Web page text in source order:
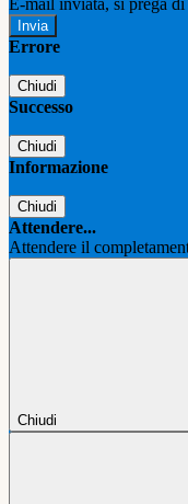
E-mail inviata, si prega
Errore
Chiudi
Successo
Chiudi
Informazione
Chiudi
Attendere...
Attendere il
Chiudi